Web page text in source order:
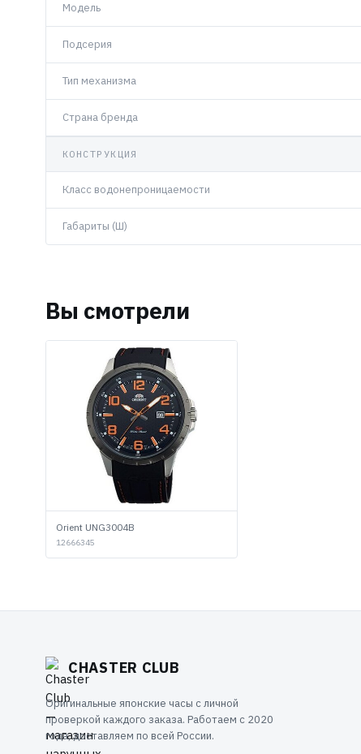
Модель
Подсерия
Тип механизма
Страна бренда
КОНСТРУКЦИЯ
Класс водонепроницаемости
Габариты (Ш)
Вы смотрели
Orient UNG3004B
12666345
CHASTER CLUB
Оригинальные японские часы с личной
проверкой каждого заказа. Работаем с 2020
года, доставляем по всей России.